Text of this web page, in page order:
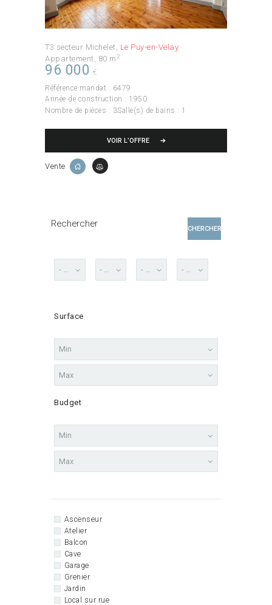
T3 secteur Michelet Le Puy-en-Velay
Appartement 80 m2
96 000 €
Référence mandat : 6479
Année de construction : 1950
Nombre de pièces : 3Salle(s) de bains : 1
VOIR L’OFFRE
Vente
Rechercher CHERCHER
Surface
Budget
Ascenseur
Atelier
Balcon
Cave
Garage
Grenier
Jardin
Local sur rue